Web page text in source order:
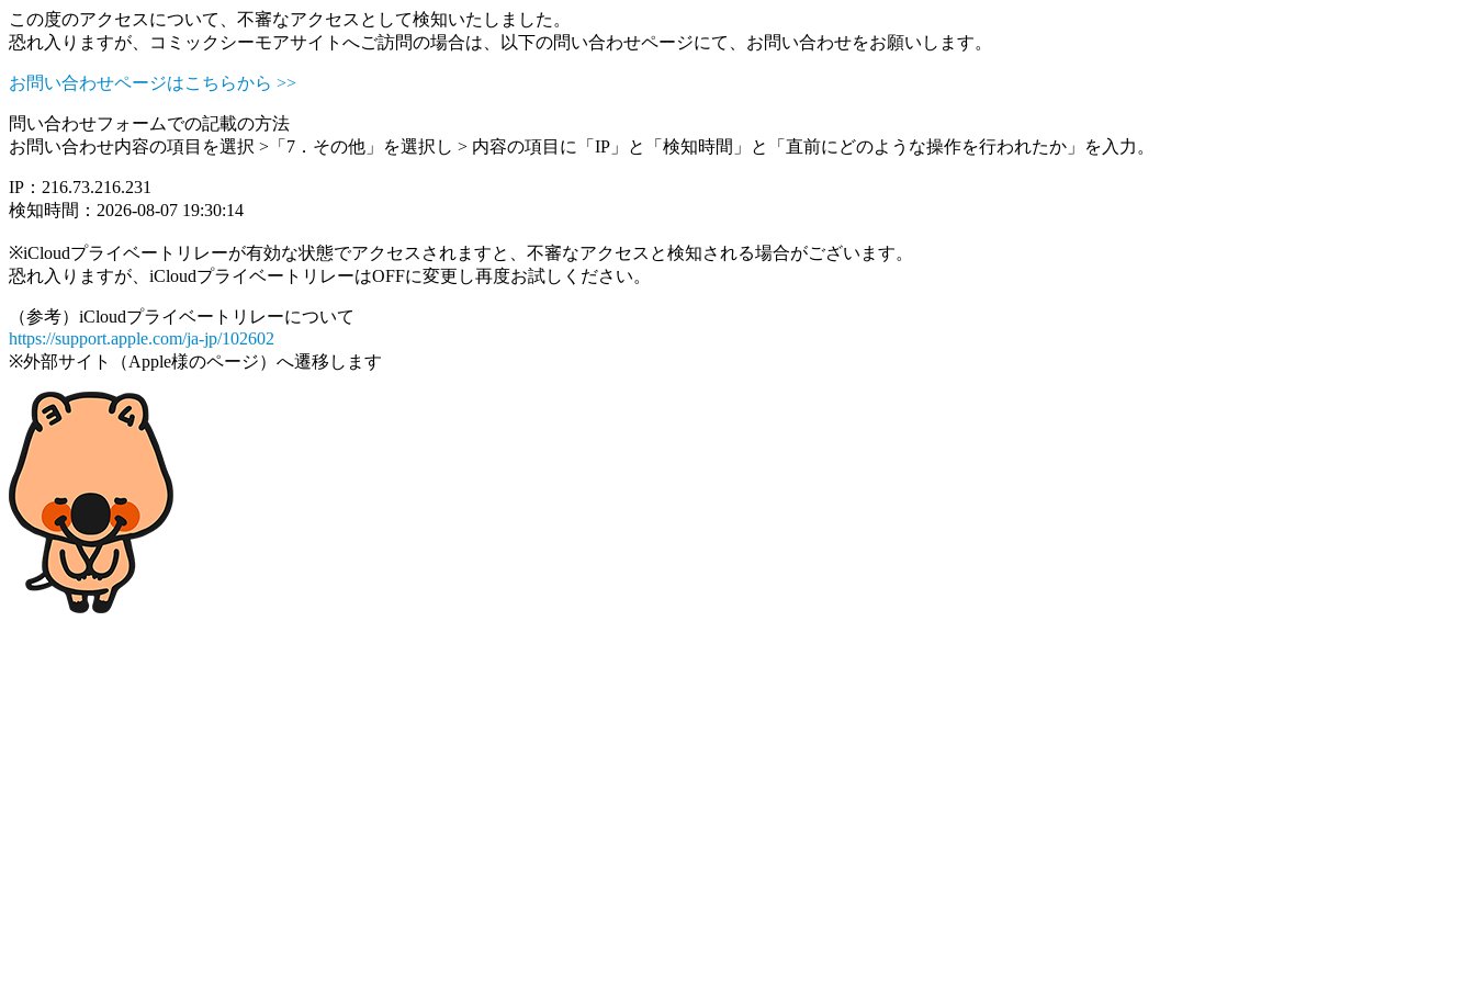
この度のアクセスについて、不審なアクセスとして検知いたしました。
恐れ入りますが、コミックシーモアサイトへご訪問の場合は、以下の問い合わせページにて、お問い合わせをお願いします。
お問い合わせページはこちらから >>
問い合わせフォームでの記載の方法
お問い合わせ内容の項目を選択 >「7．その他」を選択し > 内容の項目に「IP」と「検知時間」と「直前にどのような操作を行われたか」を入力。
IP：216.73.216.231
検知時間：2026-08-07 19:30:14
※iCloudプライベートリレーが有効な状態でアクセスされますと、不審なアクセスと検知される場合がございます。
恐れ入りますが、iCloudプライベートリレーはOFFに変更し再度お試しください。
（参考）iCloudプライベートリレーについて
https://support.apple.com/ja-jp/102602
※外部サイト（Apple様のページ）へ遷移します